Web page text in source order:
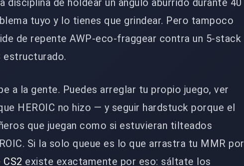
disciplina de holdear un ángulo aburrido durante 40
tuyo y lo tienes que grindear. Pero tampoco
de repente AWP-eco-fraggear contra un 5-stack
estructurado.
a la gente. Puedes arreglar tu propio juego, ver
HEROIC no hizo — y seguir hardstuck porque el
que juegan como si estuvieran tilteados
Si la solo queue es lo que arrastra tu MMR por
existe exactamente por eso: sáltate los